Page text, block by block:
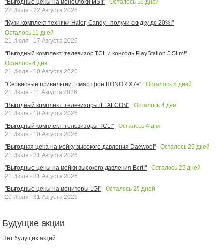
"Выгодные цены на моноблоки MSI!"
Осталось 16 дней
22 Июля - 22 Августа 2026
"Купи комплект техники Haier, Candy - получи скидку до 20%!"
Осталось 11 дней
21 Июля - 17 Августа 2026
"Выгодный комплект: телевизор TCL и консоль PlayStation 5 Slim!"
Осталось 4 дня
21 Июля - 10 Августа 2026
"Сервисные привилегии | смартфон HONOR X7e"
Осталось 5 дней
21 Июля - 11 Августа 2026
"Выгодный комплект: телевизоры iFFALCON"
Осталось 4 дня
21 Июля - 10 Августа 2026
"Выгодный комплект: телевизоры TCL!"
Осталось 4 дня
21 Июля - 10 Августа 2026
"Выгодная цена на мойку высокого давления Daewoo!"
Осталось 25 дней
21 Июля - 31 Августа 2026
"Выгодные цены на мойки высокого давления Bort!"
Осталось 25 дней
21 Июля - 31 Августа 2026
"Выгодные цены на мониторы LG!"
Осталось 25 дней
20 Июля - 31 Августа 2026
Будущие акции
Нет будущих акций